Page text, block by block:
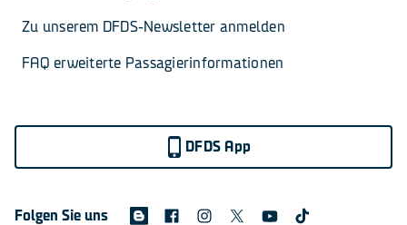
Zu unserem DFDS-Newsletter anmelden
FAQ erweiterte Passagierinformationen
DFDS App
Folgen Sie uns